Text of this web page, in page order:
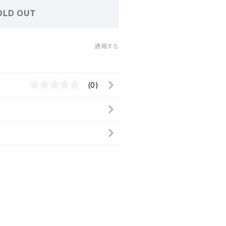
OUT
通報する
(0)